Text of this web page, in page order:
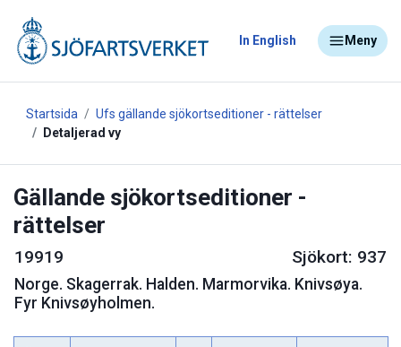
In English Meny
Startsida
Ufs gällande sjökortseditioner - rättelser
Detaljerad vy
Gällande sjökortseditioner -
rättelser
19919 Sjökort: 937
Norge. Skagerrak. Halden. Marmorvika. Knivsøya.
Fyr Knivsøyholmen.